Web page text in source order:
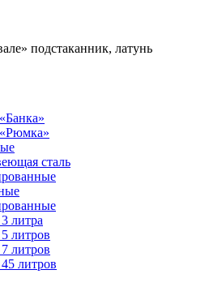
подстаканник, латунь
сталь
литра
литров
литров
литров